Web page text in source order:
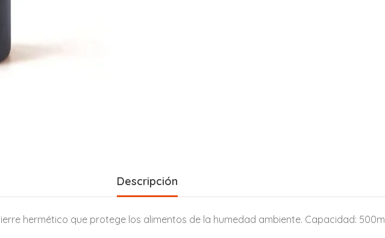
Descripción
hermético que protege los alimentos de la humedad ambiente. Capacidad: 500ml